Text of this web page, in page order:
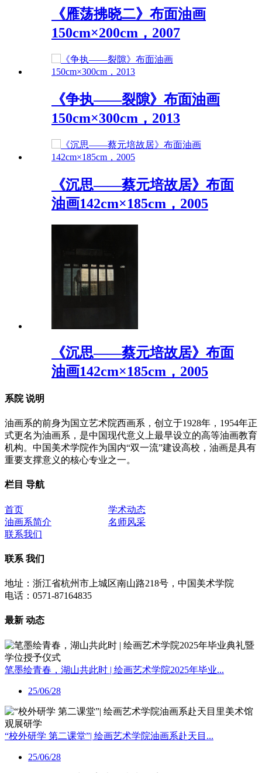
《雁荡拂晓二》布面油画
150cm×200cm，2007
《争执——裂隙》布面油画
150cm×300cm，2013
《沉思——蔡元培故居》布面
油画142cm×185cm，2005
《沉思——蔡元培故居》布面
油画142cm×185cm，2005
系院说明
油画系的前身为国立艺术院西画系，创立于1928年，1954年正
式更名为油画系，是中国现代意义上最早设立的高等油画教育
机构。中国美术学院作为国内“双一流”建设高校，油画是具有
重要支撑意义的核心专业之一。
栏目 导航
首页
学术动态
油画系简介
名师风采
联系我们
联系 我们
地址：浙江省杭州市上城区南山路218号，中国美术学院
电话：0571-87164835
最新 动态
笔墨绘青春，湖山共此时 | 绘画艺术学院2025年毕业...
25/06/28
“校外研学 第二课堂”| 绘画艺术学院油画系赴天目...
25/06/28